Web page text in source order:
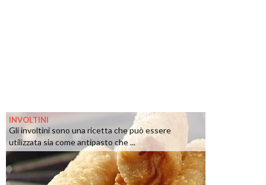
INVOLTINI
Gli involtini sono una ricetta che può essere
utilizzata sia come antipasto che ...